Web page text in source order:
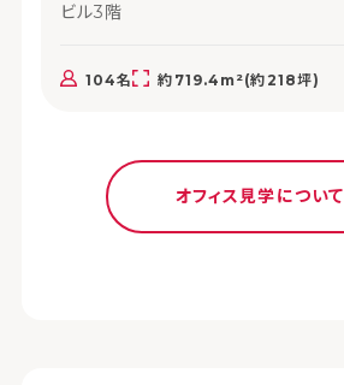
ビル3階
104名 約719.4m²(約218坪)
オフィス見学について